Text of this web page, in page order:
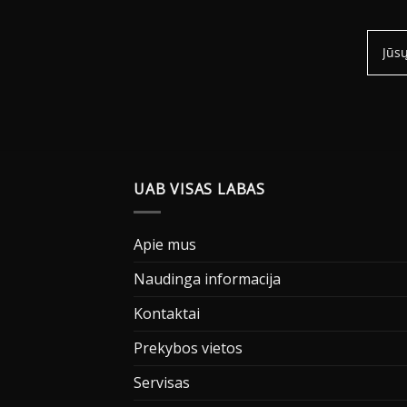
UAB VISAS LABAS
Apie mus
Naudinga informacija
Kontaktai
Prekybos vietos
Servisas